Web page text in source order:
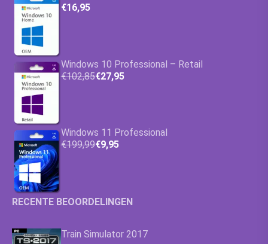
€16,95
Windows 10 Professional – Retail
€102,85€27,95
Windows 11 Professional
€199,99€9,95
RECENTE BEOORDELINGEN
Train Simulator 2017